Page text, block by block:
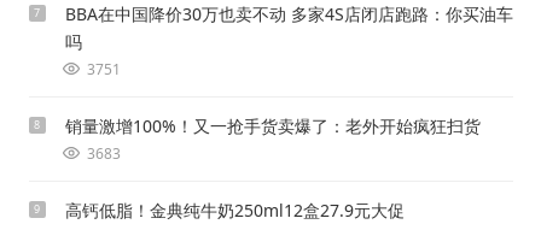
7
BBA在中国降价30万也卖不动 多家4S店闭店跑路：你买油车
吗
3751
8 销量激增100%！又一抢手货卖爆了：老外开始疯狂扫货
3683
9 高钙低脂！金典纯牛奶250ml12盒27.9元大促